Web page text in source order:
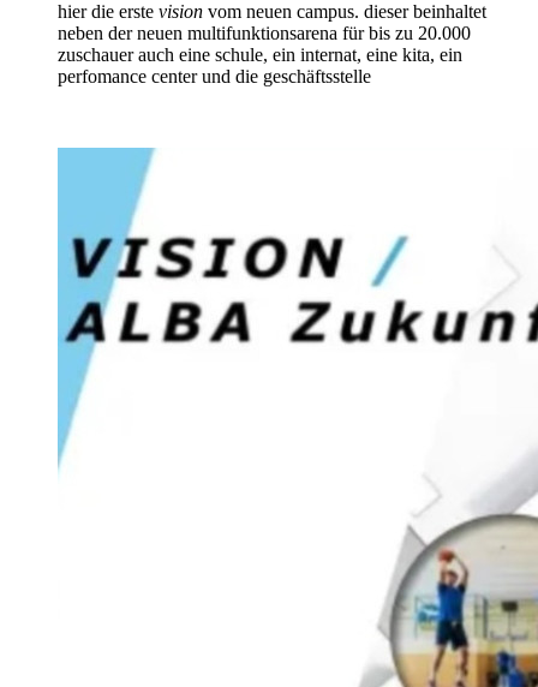
hier die erste vision vom neuen campus. dieser beinhaltet
neben der neuen multifunktionsarena für bis zu 20.000
zuschauer auch eine schule, ein internat, eine kita, ein
perfomance center und die geschäftsstelle